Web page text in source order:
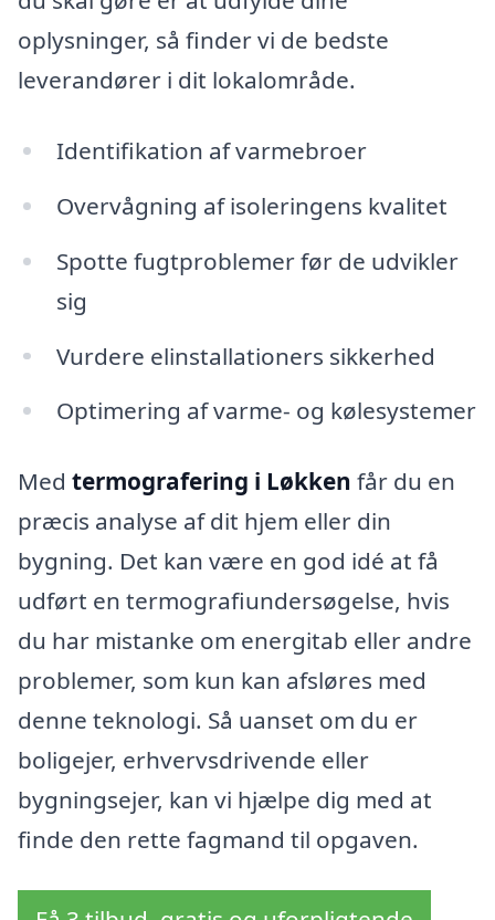
oplysninger, så finder vi de bedste
leverandører i dit lokalområde.
Identifikation af varmebroer
Overvågning af isoleringens kvalitet
Spotte fugtproblemer før de udvikler
sig
Vurdere elinstallationers sikkerhed
Optimering af varme- og kølesystemer
Med termografering i Løkken får du en
præcis analyse af dit hjem eller din
bygning. Det kan være en god idé at få
udført en termografiundersøgelse, hvis
du har mistanke om energitab eller andre
problemer, som kun kan afsløres med
denne teknologi. Så uanset om du er
boligejer, erhvervsdrivende eller
bygningsejer, kan vi hjælpe dig med at
finde den rette fagmand til opgaven.